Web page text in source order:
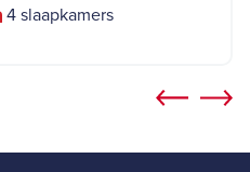
4 slaapkamers